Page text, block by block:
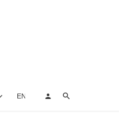
ENTRETENIMENTO, ARTES E